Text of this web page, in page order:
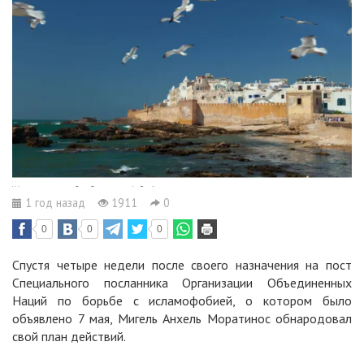
1 год назад 1911 0
0 0 0
Спустя четыре недели после своего назначения на пост
Специального посланника Организации Объединенных
Наций по борьбе с исламофобией, о котором было
объявлено 7 мая, Мигель Анхель Моратинос обнародовал
свой план действий.